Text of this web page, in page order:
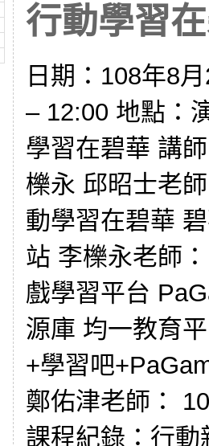
行動學習
日期：108年8
– 12:00 地點：
學習在碧華 講
櫟永 邱昭士老
動學習在碧華
站 李櫟永老師
戲學習平台
源庫 均一教育
+學習吧
鄭佑津老師：
課程紀錄：行